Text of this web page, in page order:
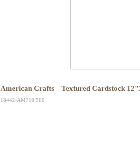
American Crafts Textured Cardstock
18442-AM710 560